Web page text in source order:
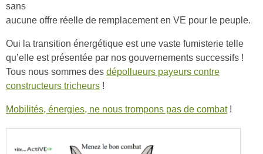
sans
aucune offre réelle de remplacement en VE pour le peuple.
Oui la transition énergétique est une vaste fumisterie telle
qu’elle est présentée par nos gouvernements successifs !
Tous nous sommes des dépollueurs payeurs contre
constructeurs tricheurs !
Mobilités, énergies, ne nous trompons pas de combat!